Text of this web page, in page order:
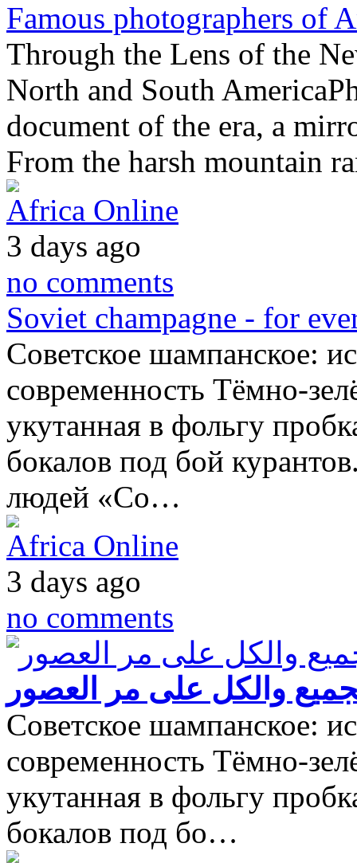
Famous photographers of
Through the Lens of the
North and South
document of the era, a
From the harsh mountain
Africa Online
3 days ago
no comments
Soviet champagne - for
Советское шампанское:
современность Тёмно-
укутанная в фольгу
бокалов под бой
людей «Со…
Africa Online
3 days ago
no comments
والكل على مر العصور
Советское шампанское:
современность Тёмно-
укутанная в фольгу
бокалов под бо…